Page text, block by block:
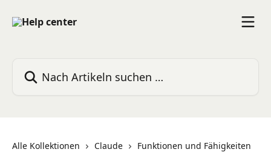
Alle Kollektionen Claude
Funktionen und Fähigkeiten